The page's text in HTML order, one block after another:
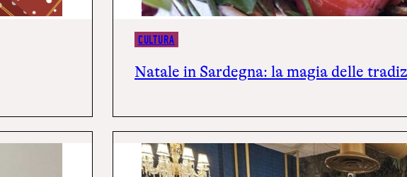
CULTURA
Natale in Sardegna: la magia delle